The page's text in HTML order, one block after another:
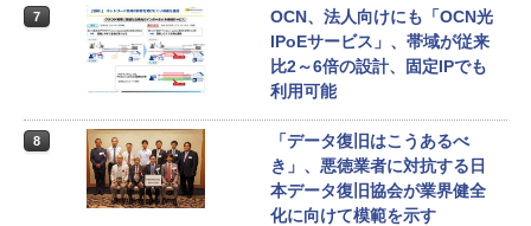
7
OCN、法人向けにも「OCN光
IPoEサービス」、帯域が従来
比2～6倍の設計、固定IPでも
利用可能
8
「データ復旧はこうあるべ
き」、悪徳業者に対抗する日
本データ復旧協会が業界健全
化に向けて模範を示す